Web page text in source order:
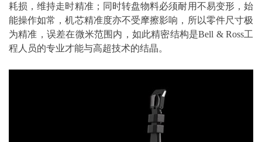
耗损，维持走时精准；同时转盘物料必须耐用不易变形，始
能操作如常，机芯精准度亦不受摩擦影响，所以零件尺寸极
为精准，误差在微米范围内，如此精密结构是Bell & Ross工
程人员的专业才能与高超技术的结晶。